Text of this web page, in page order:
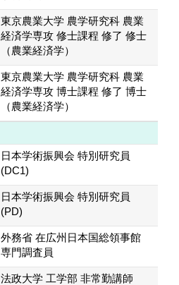
東京農業大学 農学研究科 農業
経済学専攻 修士課程 修了 修士
（農業経済学）
東京農業大学 農学研究科 農業
経済学専攻 博士課程 修了 博士
（農業経済学）
日本学術振興会 特別研究員
(DC1)
日本学術振興会 特別研究員
(PD)
外務省 在広州日本国総領事館
専門調査員
法政大学 工学部 非常勤講師